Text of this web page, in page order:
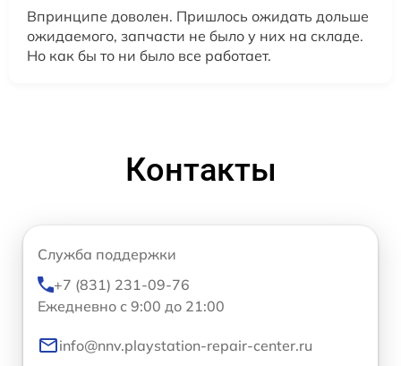
Впринципе доволен. Пришлось ожидать дольше
ожидаемого, запчасти не было у них на складе.
Но как бы то ни было все работает.
Контакты
Служба поддержки
+7 (831) 231-09-76
Ежедневно с 9:00 до 21:00
info@nnv.playstation-repair-center.ru